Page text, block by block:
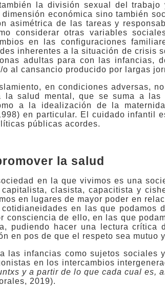
la división sexual del
económica sino también
asimétrica de las tareas y
considerar otras variables
en las configuraciones
inherentes a la situación de crisis
adultas para con las infancias,
al cansancio producido por largas
en condiciones adversas,
la salud mental, que se suma a las
a la idealización de la
en particular. El cuidado infantil
públicas acordes.
la salud
en la que vivimos es una
clasista, capacitista y
en lugares de mayor poder en
en las que podamos
consciencia de ello, en las que
pudiendo hacer una lectura crítica
en pos de que el respeto sea mutuo
las infancias como sujetos sociales
en los intercambios
y a partir de lo que cada cual es,
2019).